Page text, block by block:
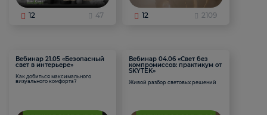
12 47 12 2109
Вебинар 21.05 «Безопасный
свет в интерьере»
Как добиться максимального
визуального комфорта?
Вебинар 04.06 «Свет без
компромиссов: практикум от
SKYTEK»
Живой разбор световых решений